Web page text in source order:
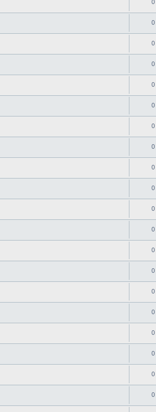
0
0
0
0
0
0
0
0
0
0
0
0
0
0
0
0
0
0
0
0